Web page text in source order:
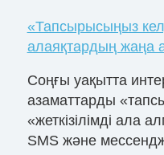
«Тапсырысыңыз
алаяқтардың жаңа
Соңғы уақытта
азаматтарды
«жеткізілімді ала
SMS және